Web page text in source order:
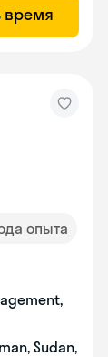
время
опыта
Sudan,